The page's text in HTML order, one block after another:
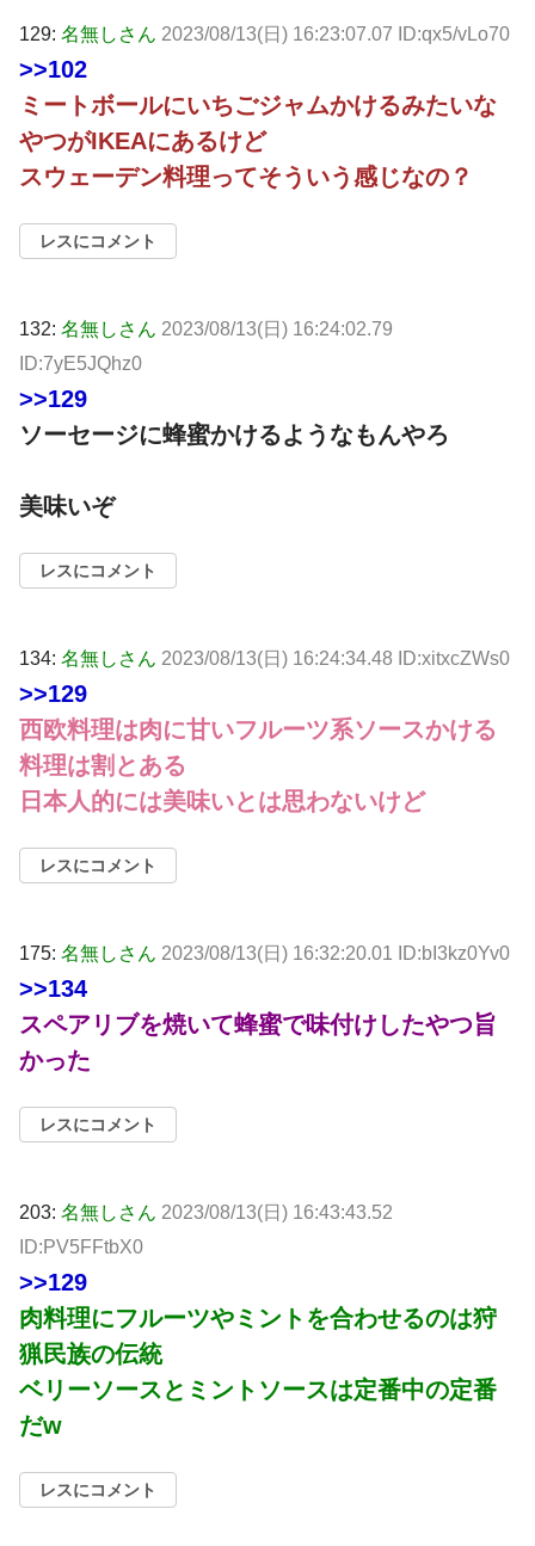
129: 名無しさん 2023/08/13(日) 16:23:07.07 ID:qx5/vLo70
>>102
ミートボールにいちごジャムかけるみたいな
やつがIKEAにあるけど
スウェーデン料理ってそういう感じなの？
レスにコメント
132: 名無しさん 2023/08/13(日) 16:24:02.79
ID:7yE5JQhz0
>>129
ソーセージに蜂蜜かけるようなもんやろ
美味いぞ
レスにコメント
134: 名無しさん 2023/08/13(日) 16:24:34.48 ID:xitxcZWs0
>>129
西欧料理は肉に甘いフルーツ系ソースかける
料理は割とある
日本人的には美味いとは思わないけど
レスにコメント
175: 名無しさん 2023/08/13(日) 16:32:20.01 ID:bI3kz0Yv0
>>134
スペアリブを焼いて蜂蜜で味付けしたやつ旨
かった
レスにコメント
203: 名無しさん 2023/08/13(日) 16:43:43.52
ID:PV5FFtbX0
>>129
肉料理にフルーツやミントを合わせるのは狩
猟民族の伝統
ベリーソースとミントソースは定番中の定番
だw
レスにコメント